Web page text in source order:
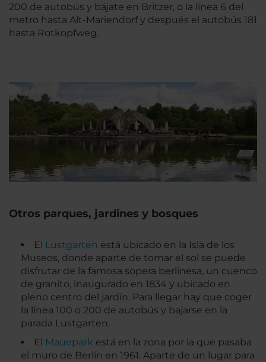
200 de autobús y bájate en Britzer, o la línea 6 del
metro hasta Alt-Mariendorf y después el autobús 181
hasta Rotkopfweg.
Otros parques, jardines y bosques
El Lustgarten está ubicado en la Isla de los
Museos, donde aparte de tomar el sol se puede
disfrutar de la famosa sopera berlinesa, un cuenco
de granito, inaugurado en 1834 y ubicado en
pleno centro del jardín. Para llegar hay que coger
la línea 100 o 200 de autobús y bajarse en la
parada Lustgarten.
El Mauepark está en la zona por la que pasaba
el muro de Berlín en 1961. Aparte de un lugar para